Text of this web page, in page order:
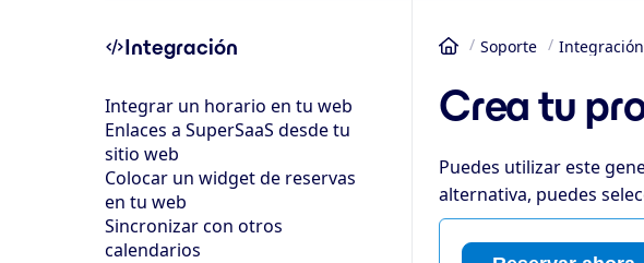
Integración
Integrar un horario en tu web
Enlaces a SuperSaaS desde tu
sitio web
Colocar un widget de reservas
en tu web
Sincronizar con otros
calendarios
Inicio
Soporte Integración
Crea tu
Puedes utilizar este
alternativa, puedes